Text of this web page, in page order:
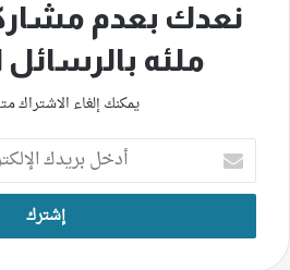
نعدك بعدم
ملئه بالرسائل
يمكنك إلغاء الاشتراك
أدخل
بريدك
الإلكتروني